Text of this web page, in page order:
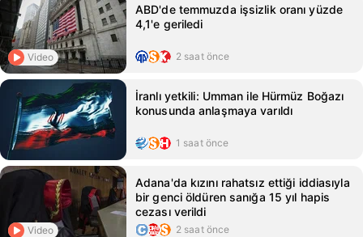
Video
ABD'de temmuzda işsizlik oranı yüzde
4,1'e geriledi
2 saat önce
İranlı yetkili: Umman ile Hürmüz Boğazı
konusunda anlaşmaya varıldı
1 saat önce
Video
Adana'da kızını rahatsız ettiği iddiasıyla
bir genci öldüren sanığa 15 yıl hapis
cezası verildi
2 saat önce